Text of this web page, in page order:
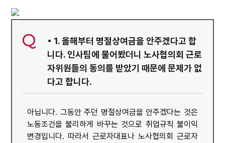
• 1. 올해부터 명절상여금을 안주겠다고 합
니다. 인사팀에 물어봤더니 노사협의회 근로
자위원들의 동의를 받았기 때문에 문제가 없
다고 합니다.
아닙니다. 그동안 주던 명절상여금을 안주겠다는 것은
노동조건을 불리하게 바꾸는 것으로 취업규칙 불이익
변경입니다. 따라서 근로자대표나 노사협의회 근로자